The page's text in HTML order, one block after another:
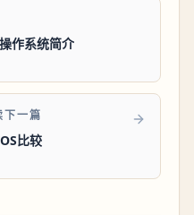
作系统简介
下一篇
比较